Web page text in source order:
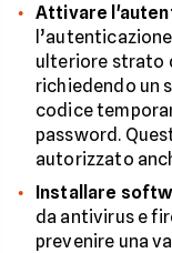
Attivare
ulteriore strato
richiedendo un
codice
password.
autorizzato
Installare
da antivirus e
prevenire una